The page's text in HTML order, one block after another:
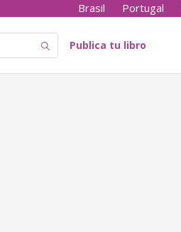
Brasil Portugal
Publica tu libro